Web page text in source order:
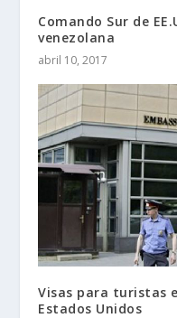
Comando Sur de
venezolana
abril 10, 2017
Visas para turistas
Estados Unidos